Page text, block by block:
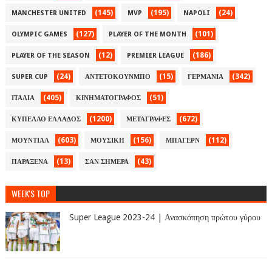
MANCHESTER UNITED (145) MVP (195) NAPOLI (24)
OLYMPIC GAMES (127) PLAYER OF THE MONTH (101)
PLAYER OF THE SEASON (12) PREMIER LEAGUE (186)
SUPER CUP (24) ΑΝΤΕΤΟΚΟΥΝΜΠΟ (15) ΓΕΡΜΑΝΙΑ (342)
ΙΤΑΛΙΑ (405) ΚΙΝΗΜΑΤΟΓΡΑΦΟΣ (51)
ΚΥΠΕΛΛΟ ΕΛΛΑΔΟΣ (1200) ΜΕΤΑΓΡΑΦΕΣ (672)
ΜΟΥΝΤΙΑΛ (603) ΜΟΥΣΙΚΗ (156) ΜΠΑΓΕΡΝ (112)
ΠΑΡΑΞΕΝΑ (13) ΣΑΝ ΣΗΜΕΡΑ (43)
WEEK'S TOP
Super League 2023-24 | Ανασκόπηση πρώτου γύρου